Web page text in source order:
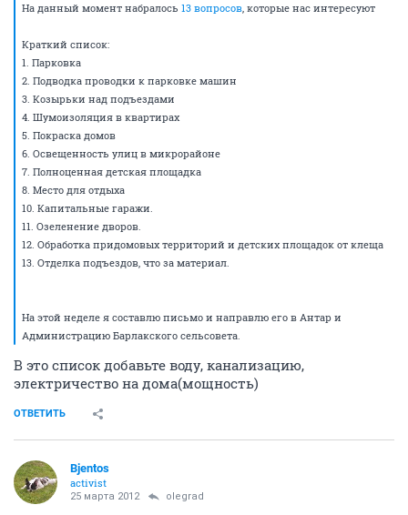
На данный момент набралось 13 вопросов, которые нас интересуют
Краткий список:
1. Парковка
2. Подводка проводки к парковке машин
3. Козырьки над подъездами
4. Шумоизоляция в квартирах
5. Покраска домов
6. Освещенность улиц в микрорайоне
7. Полноценная детская площадка
8. Место для отдыха
10. Капитальные гаражи.
11. Озеленение дворов.
12. Обработка придомовых территорий и детских площадок от клеща
13. Отделка подъездов, что за материал.
На этой неделе я составлю письмо и направлю его в Антар и
Администрацию Барлакского сельсовета.
В это список добавьте воду, канализацию,
электричество на дома(мощность)
ОТВЕТИТЬ
Bjentos
activist
25 марта 2012 olegrad